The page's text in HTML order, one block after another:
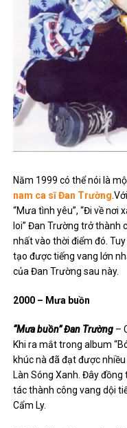
Năm 1999 có thể nói là
nam ca sĩ Đan Trường
“Mưa tình yêu”, “Đi về nơi
loi” Đan Trường trở thành
nhất vào thời điểm đó.
tạo được tiếng vang lớn
của Đan Trường sau này.
2000 – Mưa buồn
“Mưa buồn” Đan Trường –
Khi ra mắt trong album
khúc nà đã đạt được
Làn Sóng Xanh. Đây
tác thành công vang dội
Cẩm Ly.